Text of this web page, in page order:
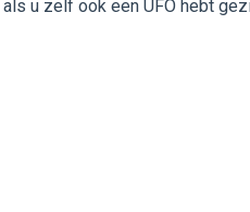
als u zelf ook een UFO hebt